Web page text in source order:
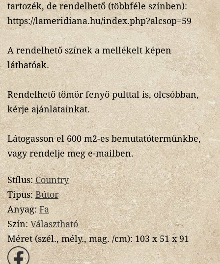
tartozék, de rendelhető (többféle színben):
https://lameridiana.hu/index.php?alcsop=59
A rendelhető színek a mellékelt képen
láthatóak.
Rendelhető tömör fenyő pulttal is, olcsóbban,
kérje ajánlatainkat.
Látogasson el 600 m2-es bemutatótermünkbe,
vagy rendelje meg e-mailben.
Stílus:Country
Tipus:Bútor
Anyag:Fa
Szín:Választható
Méret (szél., mély., mag. /cm):103 x 51 x 91